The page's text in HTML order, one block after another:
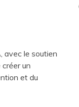
avec le soutien
un
et du